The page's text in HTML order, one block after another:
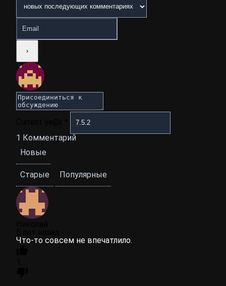
1 Комментарий
Новые
Старые Популярные
Что-то совсем не впечатлило.